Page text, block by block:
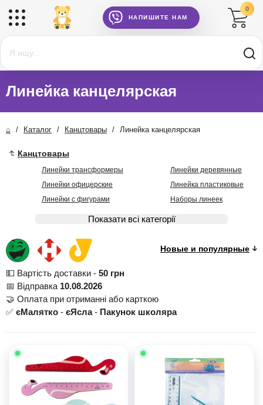
НАПИШИТЕ НАМ
0
Линейка канцелярская
⌂ / Каталог / Канцтовары / Линейка канцелярская
Канцтовары
Линейки трансформеры
Линейки деревянные
Линейки офицерские
Линейка пластиковые
Линейки с фигурами
Наборы линеек
Показати всі категорії
💵 Вартість доставки - 50 грн
📅 Відправка 10.08.2026
🤝 Оплата при отриманні або карткою
✅ єМалятко - єЯсла- Пакунок школяра